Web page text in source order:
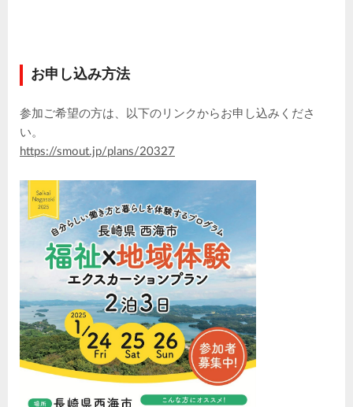
お申し込み方法
参加ご希望の方は、以下のリンクからお申し込みくださ
い。
https://smout.jp/plans/20327